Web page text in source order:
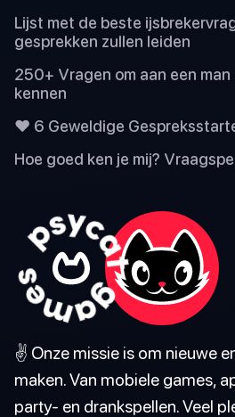
Lijst met de beste
gesprekken zullen leiden
250+ Vragen om aan een
kennen
❤️ 6 Geweldige
Hoe goed ken je mij?
✌️ Onze missie is om nieuwe
maken. Van mobiele games,
party- en drankspellen. Veel